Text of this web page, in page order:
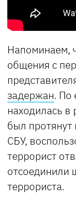
Напоминаем,
общения с
задержан. По
находилась в
был
СБУ,
террорист
отсоединили
террориста.